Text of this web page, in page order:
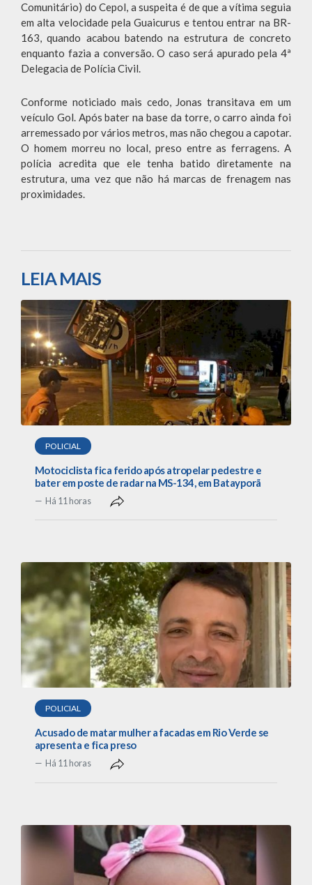
Comunitário) do Cepol, a suspeita é de que a vítima seguia
em alta velocidade pela Guaicurus e tentou entrar na BR-
163, quando acabou batendo na estrutura de concreto
enquanto fazia a conversão. O caso será apurado pela 4ª
Delegacia de Polícia Civil.
Conforme noticiado mais cedo, Jonas transitava em um
veículo Gol. Após bater na base da torre, o carro ainda foi
arremessado por vários metros, mas não chegou a capotar.
O homem morreu no local, preso entre as ferragens. A
polícia acredita que ele tenha batido diretamente na
estrutura, uma vez que não há marcas de frenagem nas
proximidades.
LEIA MAIS
POLICIAL
Motociclista fica ferido após atropelar pedestre e
bater em poste de radar na MS-134, em Batayporã
Há 11 horas
POLICIAL
Acusado de matar mulher a facadas em Rio Verde se
apresenta e fica preso
Há 11 horas